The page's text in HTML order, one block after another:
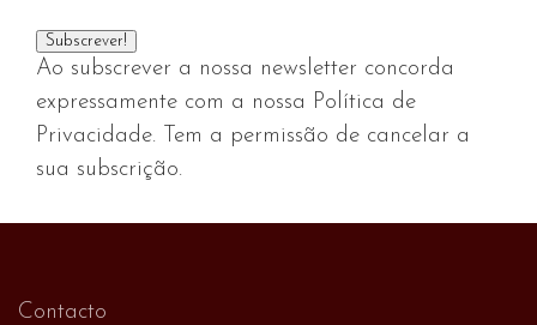
Ao subscrever a nossa newsletter concorda
expressamente com a nossa Política de
Privacidade. Tem a permissão de cancelar a
sua subscrição.
Contacto